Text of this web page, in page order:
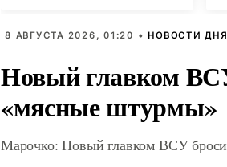
8 АВГУСТА 2026, 01:20 • НОВОСТИ ДНЯ
Новый главком
«мясные штурмы»
Марочко: Новый главком ВСУ